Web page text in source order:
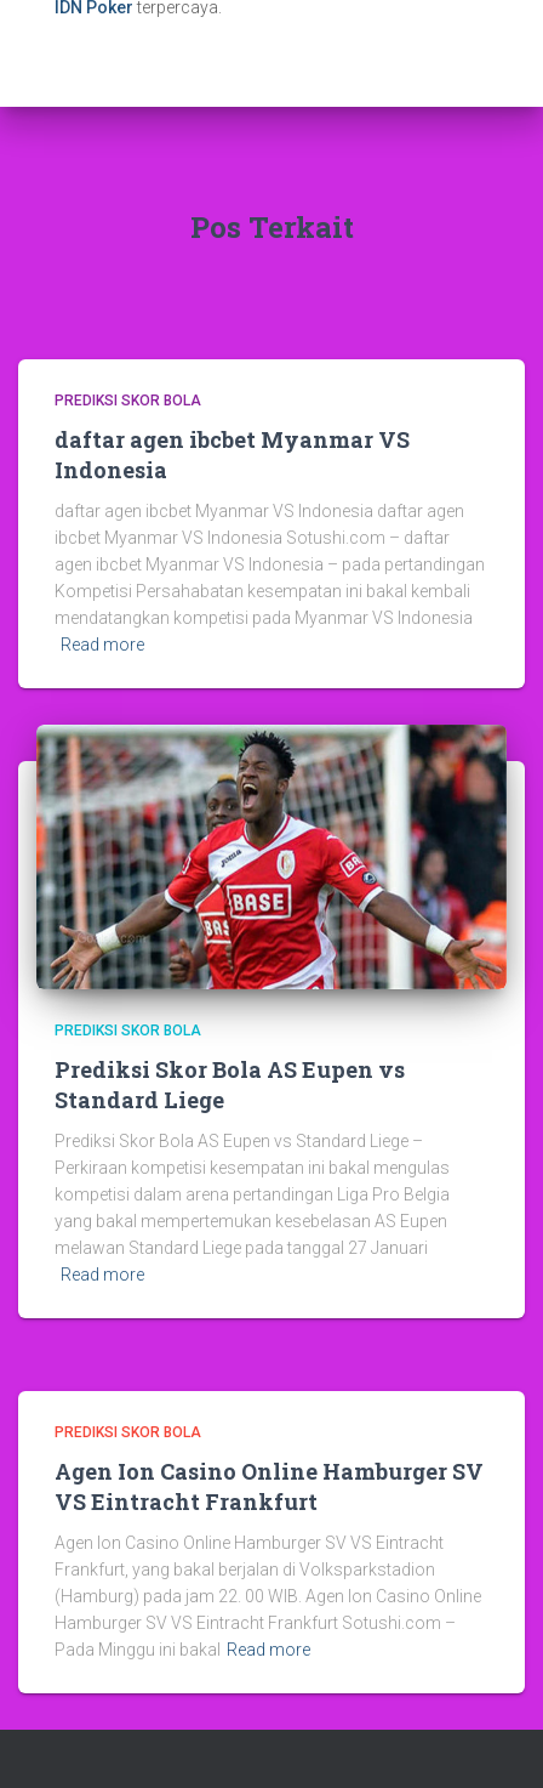
IDN Pokerterpercaya.
Pos Terkait
PREDIKSI SKOR BOLA
daftar agen ibcbet Myanmar VS
Indonesia
daftar agen ibcbet Myanmar VS Indonesia daftar agen
ibcbet Myanmar VS Indonesia Sotushi.com – daftar
agen ibcbet Myanmar VS Indonesia – pada pertandingan
Kompetisi Persahabatan kesempatan ini bakal kembali
mendatangkan kompetisi pada Myanmar VS Indonesia
Read more
PREDIKSI SKOR BOLA
Prediksi Skor Bola AS Eupen vs
Standard Liege
Prediksi Skor Bola AS Eupen vs Standard Liege –
Perkiraan kompetisi kesempatan ini bakal mengulas
kompetisi dalam arena pertandingan Liga Pro Belgia
yang bakal mempertemukan kesebelasan AS Eupen
melawan Standard Liege pada tanggal 27 Januari
Read more
PREDIKSI SKOR BOLA
Agen Ion Casino Online Hamburger SV
VS Eintracht Frankfurt
Agen Ion Casino Online Hamburger SV VS Eintracht
Frankfurt, yang bakal berjalan di Volksparkstadion
(Hamburg) pada jam 22. 00 WIB. Agen Ion Casino Online
Hamburger SV VS Eintracht Frankfurt Sotushi.com –
Pada Minggu ini bakal
Read more